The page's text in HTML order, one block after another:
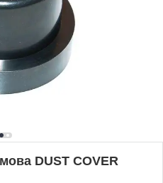
DUST COVER